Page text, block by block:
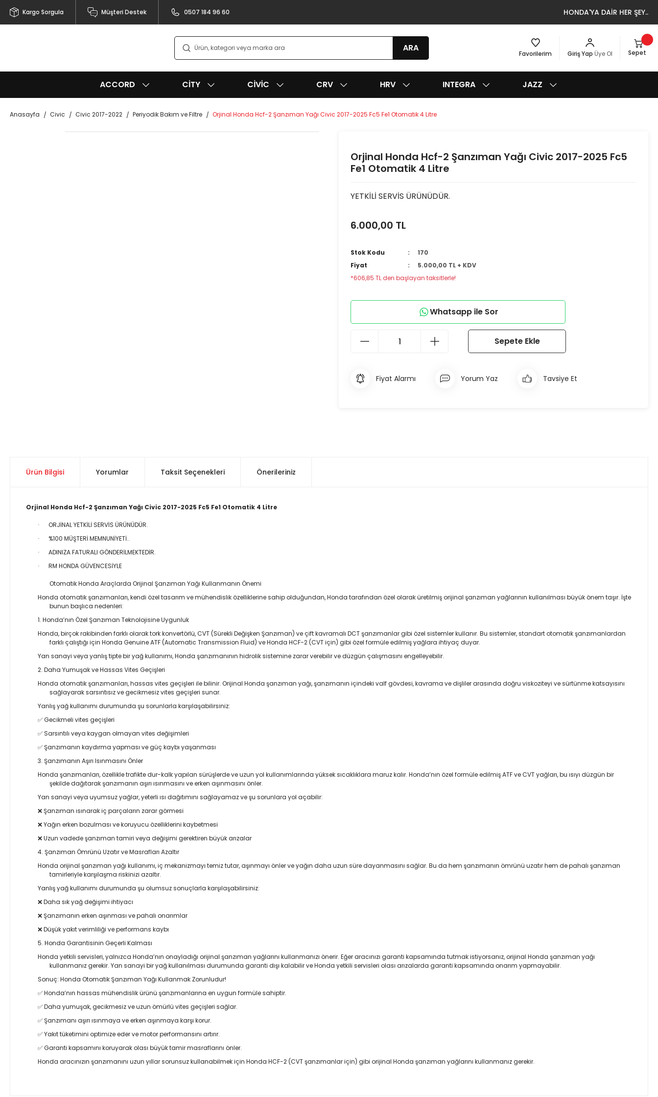
Kargo Sorgula Müşteri Destek 0507 184 96 60 HONDA'YA DAİR HER ŞEY..
ARA
Favorilerim Giriş Yap Üye Ol Sepet
ACCORD CITY CIVIC CRV HRV INTEGRA JAZZ
Anasayfa Civic Civic 2017-2022 Periyodik Bakım ve Filtre Orjinal Honda Hcf-2 Şanzıman Yağı Civic 2017-2025 Fc5 Fe1 Otomatik 4 Litre
Orjinal Honda Hcf-2 Şanzıman Yağı Civic 2017-2025 Fc5
Fe1 Otomatik 4 Litre
YETKİLİ SERVİS ÜRÜNÜDÜR.
6.000,00 TL
Stok Kodu
170
Fiyat
5.000,00 TL + KDV
*606,85 TL den başlayan taksitlerle!
Whatsapp ile Sor
Sepete Ekle
Fiyat Alarmı Yorum Yaz Tavsiye Et
Ürün Bilgisi Yorumlar Taksit Seçenekleri Önerileriniz
Orjinal Honda Hcf-2 Şanzıman Yağı Civic 2017-2025 Fc5 Fe1 Otomatik 4 Litre
· ORJİNAL YETKİLİ SERVİS ÜRÜNÜDÜR.
· %100 MÜŞTERİ MEMNUNİYETİ..
· ADINIZA FATURALI GÖNDERİLMEKTEDİR.
· RM HONDA GÜVENCESİYLE
Otomatik Honda Araçlarda Orijinal Şanzıman Yağı Kullanmanın Önemi
Honda otomatik şanzımanları, kendi özel tasarım ve mühendislik özelliklerine sahip olduğundan, Honda tarafından özel olarak üretilmiş orijinal şanzıman yağlarının kullanılması büyük önem taşır. İşte
bunun başlıca nedenleri:
1. Honda’nın Özel Şanzıman Teknolojisine Uygunluk
Honda, birçok rakibinden farklı olarak tork konvertörlü, CVT (Sürekli Değişken Şanzıman) ve çift kavramalı DCT şanzımanlar gibi özel sistemler kullanır. Bu sistemler, standart otomatik şanzımanlardan
farklı çalıştığı için Honda Genuine ATF (Automatic Transmission Fluid) ve Honda HCF-2 (CVT için) gibi özel formüle edilmiş yağlara ihtiyaç duyar.
Yan sanayi veya yanlış tipte bir yağ kullanımı, Honda şanzımanının hidrolik sistemine zarar verebilir ve düzgün çalışmasını engelleyebilir.
2. Daha Yumuşak ve Hassas Vites Geçişleri
Honda otomatik şanzımanları, hassas vites geçişleri ile bilinir. Orijinal Honda şanzıman yağı, şanzımanın içindeki valf gövdesi, kavrama ve dişliler arasında doğru viskoziteyi ve sürtünme katsayısını
sağlayarak sarsıntısız ve gecikmesiz vites geçişleri sunar.
Yanlış yağ kullanımı durumunda şu sorunlarla karşılaşabilirsiniz:
✅ Gecikmeli vites geçişleri
✅ Sarsıntılı veya kaygan olmayan vites değişimleri
✅ Şanzımanın kaydırma yapması ve güç kaybı yaşanması
3. Şanzımanın Aşırı Isınmasını Önler
Honda şanzımanları, özellikle trafikte dur-kalk yapılan sürüşlerde ve uzun yol kullanımlarında yüksek sıcaklıklara maruz kalır. Honda’nın özel formüle edilmiş ATF ve CVT yağları, bu ısıyı düzgün bir
şekilde dağıtarak şanzımanın aşırı ısınmasını ve erken aşınmasını önler.
Yan sanayi veya uyumsuz yağlar, yeterli ısı dağıtımını sağlayamaz ve şu sorunlara yol açabilir:
❌ Şanzıman ısınarak iç parçaların zarar görmesi
❌ Yağın erken bozulması ve koruyucu özelliklerini kaybetmesi
❌ Uzun vadede şanzıman tamiri veya değişimi gerektiren büyük arızalar
4. Şanzıman Ömrünü Uzatır ve Masrafları Azaltır
Honda orijinal şanzıman yağı kullanımı, iç mekanizmayı temiz tutar, aşınmayı önler ve yağın daha uzun süre dayanmasını sağlar. Bu da hem şanzımanın ömrünü uzatır hem de pahalı şanzıman
tamirleriyle karşılaşma riskinizi azaltır.
Yanlış yağ kullanımı durumunda şu olumsuz sonuçlarla karşılaşabilirsiniz:
❌ Daha sık yağ değişimi ihtiyacı
❌ Şanzımanın erken aşınması ve pahalı onarımlar
❌ Düşük yakıt verimliliği ve performans kaybı
5. Honda Garantisinin Geçerli Kalması
Honda yetkili servisleri, yalnızca Honda’nın onayladığı orijinal şanzıman yağlarını kullanmanızı önerir. Eğer aracınızı garanti kapsamında tutmak istiyorsanız, orijinal Honda şanzıman yağı
kullanmanız gerekir. Yan sanayi bir yağ kullanılması durumunda garanti dışı kalabilir ve Honda yetkili servisleri olası arızalarda garanti kapsamında onarım yapmayabilir.
Sonuç: Honda Otomatik Şanzıman Yağı Kullanmak Zorunludur!
✅ Honda’nın hassas mühendislik ürünü şanzımanlarına en uygun formüle sahiptir.
✅ Daha yumuşak, gecikmesiz ve uzun ömürlü vites geçişleri sağlar.
✅ Şanzımanı aşırı ısınmaya ve erken aşınmaya karşı korur.
✅ Yakıt tüketimini optimize eder ve motor performansını artırır.
✅ Garanti kapsamını koruyarak olası büyük tamir masraflarını önler.
Honda aracınızın şanzımanını uzun yıllar sorunsuz kullanabilmek için Honda HCF-2 (CVT şanzımanlar için) gibi orijinal Honda şanzıman yağlarını kullanmanız gerekir.